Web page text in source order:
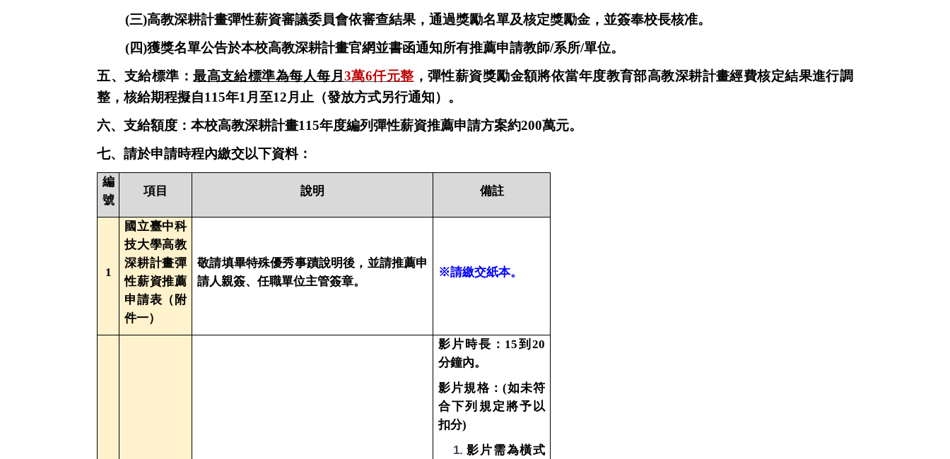
(三)高教深耕計畫彈性薪資審議委員會依審查結果，通過獎勵名單及核定獎勵金，並簽奉校長核准。
(四)獲獎名單公告於本校高教深耕計畫官網並書函通知所有推薦申請教師/系所/單位。
五、支給標準：最高支給標準為每人每月 3萬6仟元整 ，彈性薪資獎勵金額將依當年度教育部高教深耕計畫經費核定結果進行調
整，核給期程擬自115年1月至12月止（發放方式另行通知）。
六、支給額度：本校高教深耕計畫115年度編列彈性薪資推薦申請方案約200萬元。
七、請於申請時程內繳交以下資料：
編
號
項目 說明 備註
1
國立臺中科
技大學高教
深耕計畫彈
性薪資推薦
申請表（附
件一）
敬請填畢特殊優秀事蹟說明後，並請推薦申
請人親簽、任職單位主管簽章。
※請繳交紙本。
影片時長： 15到20
分鐘內。
影片規格：(如未符
合下列規定將予以
扣分)
影片需為橫式